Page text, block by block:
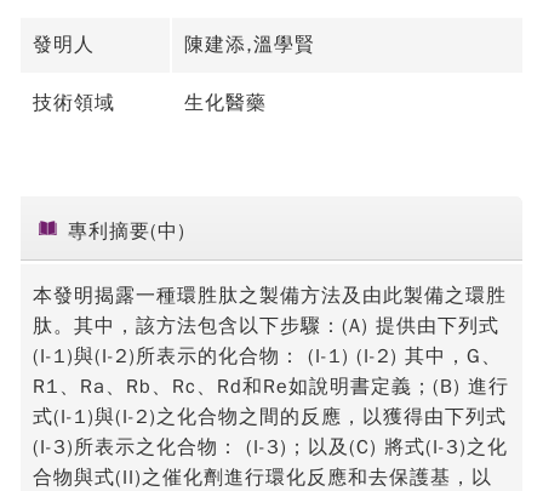
發明人 陳建添,溫學賢
技術領域 生化醫藥
專利摘要(中)
本發明揭露一種環胜肽之製備方法及由此製備之環胜
肽。其中，該方法包含以下步驟：(A) 提供由下列式
(I-1)與(I-2)所表示的化合物： (I-1) (I-2) 其中，G、
R1、Ra、Rb、Rc、Rd和Re如說明書定義；(B) 進行
式(I-1)與(I-2)之化合物之間的反應，以獲得由下列式
(I-3)所表示之化合物： (I-3)；以及(C) 將式(I-3)之化
合物與式(II)之催化劑進行環化反應和去保護基，以